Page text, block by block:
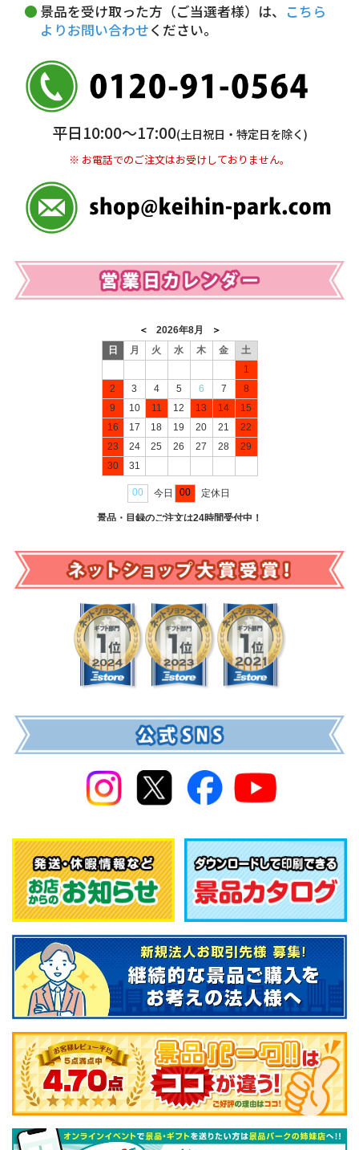
銀行振込(前払い)
普通 7263489
＜口座名＞ カ）ディースタイル
※ 振込み手数料お客様ご負担。
景品を受け取った方（ご当選者様）は、 こちら
よりお問い合わせください。
平日10:00〜17:00(土日祝日・特定日を除く)
※ お電話でのご注文はお受けしておりません。